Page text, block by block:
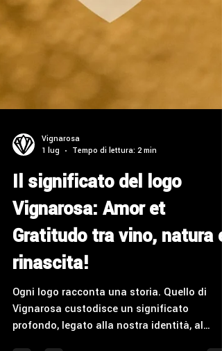
Vignarosa
Tempo di lettura: 2 min
Il significato del logo
Vignarosa: Amor et
Gratitudo tra vino, natura e
rinascita!